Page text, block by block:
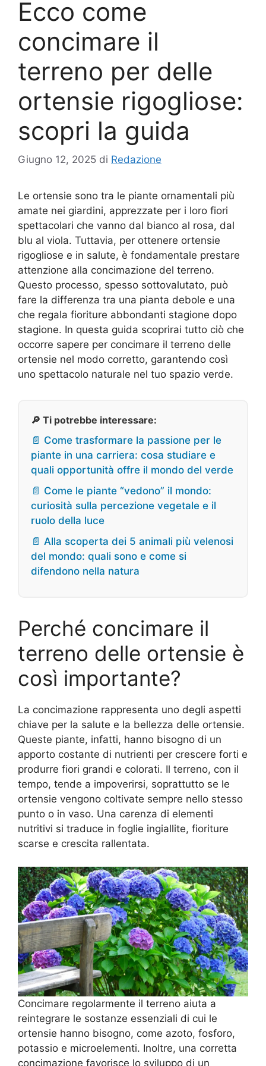
Ecco come
concimare il
terreno per delle
ortensie rigogliose:
scopri la guida
Giugno 12, 2025 di Redazione
Le ortensie sono tra le piante ornamentali più
amate nei giardini, apprezzate per i loro fiori
spettacolari che vanno dal bianco al rosa, dal
blu al viola. Tuttavia, per ottenere ortensie
rigogliose e in salute, è fondamentale prestare
attenzione alla concimazione del terreno.
Questo processo, spesso sottovalutato, può
fare la differenza tra una pianta debole e una
che regala fioriture abbondanti stagione dopo
stagione. In questa guida scoprirai tutto ciò che
occorre sapere per concimare il terreno delle
ortensie nel modo corretto, garantendo così
uno spettacolo naturale nel tuo spazio verde.
🔎 Ti potrebbe interessare:
📄 Come trasformare la passione per le
piante in una carriera: cosa studiare e
quali opportunità offre il mondo del verde
📄 Come le piante “vedono” il mondo:
curiosità sulla percezione vegetale e il
ruolo della luce
📄 Alla scoperta dei 5 animali più velenosi
del mondo: quali sono e come si
difendono nella natura
Perché concimare il
terreno delle ortensie è
così importante?
La concimazione rappresenta uno degli aspetti
chiave per la salute e la bellezza delle ortensie.
Queste piante, infatti, hanno bisogno di un
apporto costante di nutrienti per crescere forti e
produrre fiori grandi e colorati. Il terreno, con il
tempo, tende a impoverirsi, soprattutto se le
ortensie vengono coltivate sempre nello stesso
punto o in vaso. Una carenza di elementi
nutritivi si traduce in foglie ingiallite, fioriture
scarse e crescita rallentata.
Concimare regolarmente il terreno aiuta a
reintegrare le sostanze essenziali di cui le
ortensie hanno bisogno, come azoto, fosforo,
potassio e microelementi. Inoltre, una corretta
concimazione favorisce lo sviluppo di un